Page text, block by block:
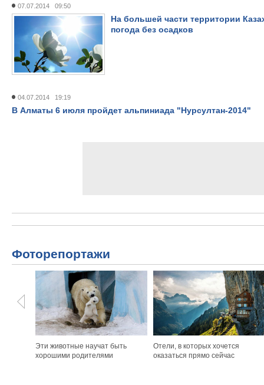
07.07.2014 09:50
На большей части территории
погода без осадков
04.07.2014 19:19
В Алматы 6 июля пройдет альпиниада "Нурсултан-2014"
Фоторепортажи
Эти животные научат быть
хорошими родителями
Отели, в которых хочется
оказаться прямо сейчас